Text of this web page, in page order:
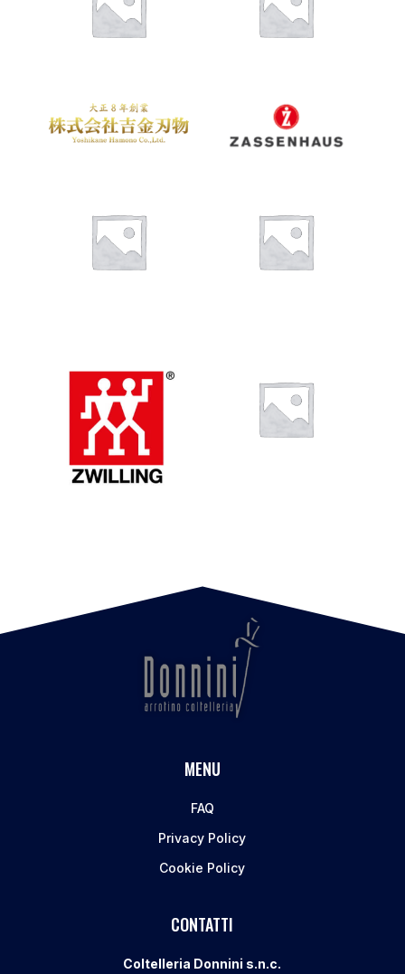
MENU
FAQ
Privacy Policy
Cookie Policy
CONTATTI
Coltelleria Donnini s.n.c.